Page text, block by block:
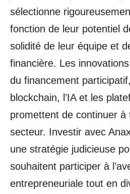
sélectionne
fonction de leur potentiel
solidité de leur équipe et
financière. Les
du financement
blockchain, l’IA et les
promettent de continuer à
secteur. Investir avec
une stratégie judicieuse
souhaitent participer à
entrepreneuriale tout en